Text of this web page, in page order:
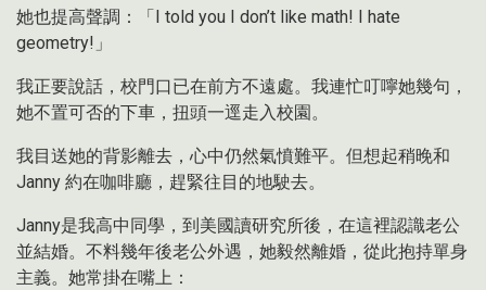
她也提高聲調：「I told you I don’t like math! I hate
geometry!」
我正要說話，校門口已在前方不遠處。我連忙叮嚀她幾句，
她不置可否的下車，扭頭一逕走入校園。
我目送她的背影離去，心中仍然氣憤難平。但想起稍晚和
Janny 約在咖啡廳，趕緊往目的地駛去。
Janny是我高中同學，到美國讀研究所後，在這裡認識老公
並結婚。不料幾年後老公外遇，她毅然離婚，從此抱持單身
主義。她常掛在嘴上：